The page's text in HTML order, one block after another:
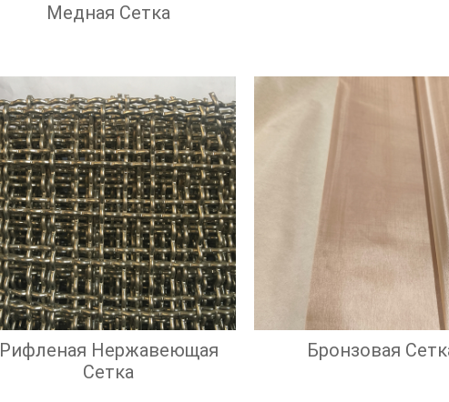
Медная Сетка
Рифленая Нержавеющая
Сетка
Бронзовая